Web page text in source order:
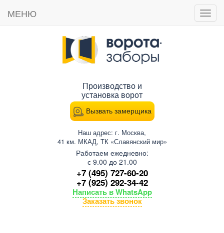
Производство и
установка ворот
Вызвать замерщика
Наш адрес: г. Москва,
41 км. МКАД, ТК «Славянский мир»
Работаем ежедневно:
с 9.00 до 21.00
+7 (495) 727-60-20
+7 (925) 292-34-42
Написать в WhatsApp
Заказать звонок
МЕНЮ